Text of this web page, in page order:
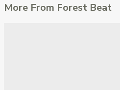
More From Forest Beat